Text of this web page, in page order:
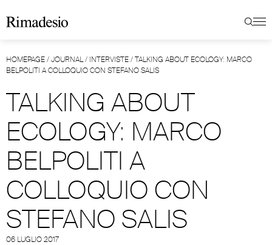
HOMEPAGE/JOURNAL/ INTERVISTE/TALKING ABOUT ECOLOGY: MARCO
BELPOLITI A COLLOQUIO CON STEFANO SALIS
TALKING ABOUT
ECOLOGY: MARCO
BELPOLITI A
COLLOQUIO CON
STEFANO SALIS
06 LUGLIO 2017